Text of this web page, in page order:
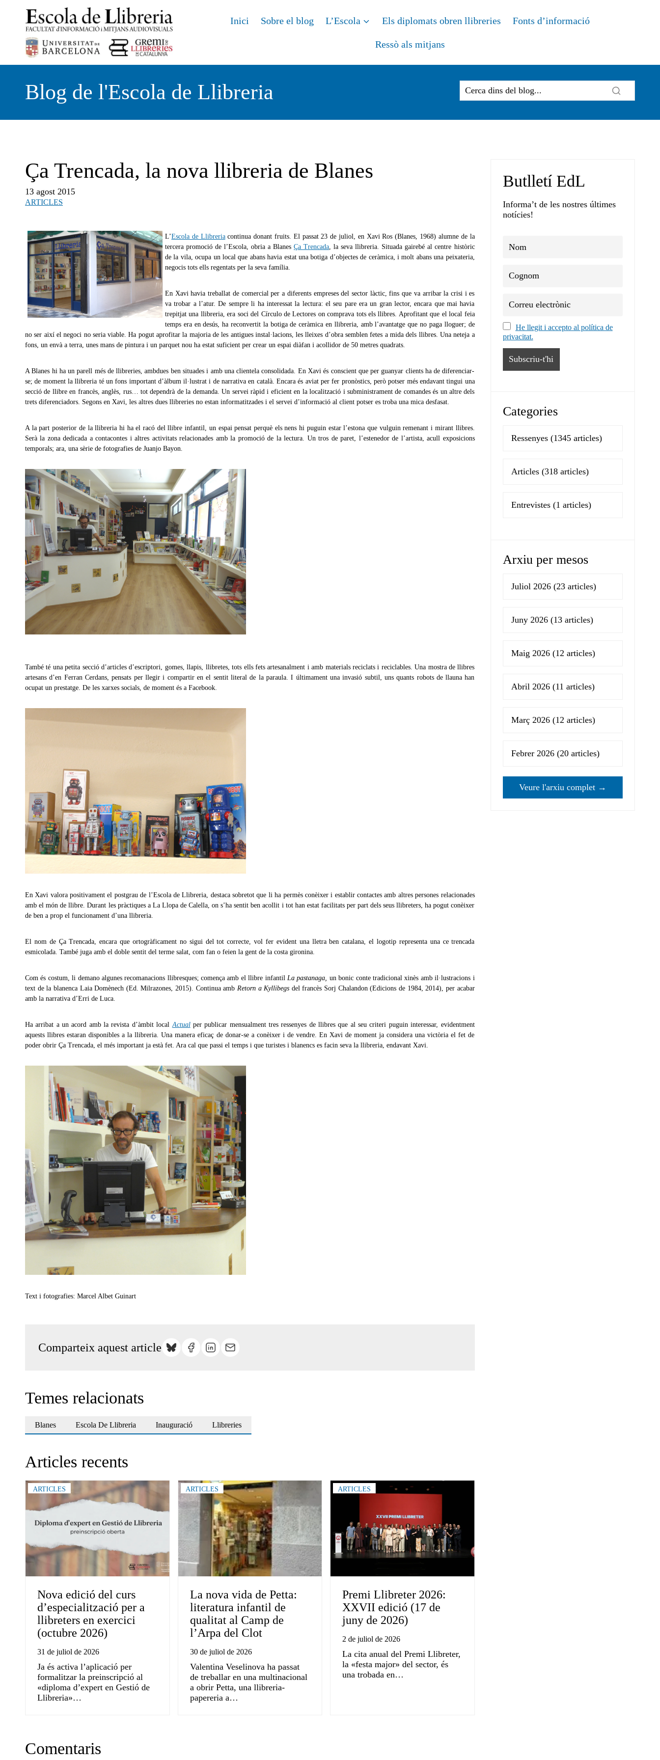
contingut
Inici Sobre el blog L’Escola Els diplomats obren llibreries Fonts d’informació
Ressò als mitjans
Blog de l'Escola de Llibreria
Ça Trencada, la nova llibreria de Blanes
13 agost 2015
ARTICLES
L’Escola de Llibreriacontinua donant fruits. El passat 23 de juliol, en Xavi Ros (Blanes, 1968) alumne de la
tercera promoció de l’Escola, obria a BlanesÇa Trencada , la seva llibreria. Situada gairebé al centre històric
de la vila, ocupa un local que abans havia estat una botiga d’objectes de ceràmica, i molt abans una peixateria,
negocis tots ells regentats per la seva família.
En Xavi havia treballat de comercial per a diferents empreses del sector làctic, fins que va arribar la crisi i es
va trobar a l’atur. De sempre li ha interessat la lectura: el seu pare era un gran lector, encara que mai havia
trepitjat una llibreria, era soci del Círculo de Lectores on comprava tots els llibres. Aprofitant que el local feia
temps era en desús, ha reconvertit la botiga de ceràmica en llibreria, amb l’avantatge que no paga lloguer; de
no ser així el negoci no seria viable . Ha pogut aprofitar la majoria de les antigues instal·lacions, les lleixes d’obra semblen fetes a mida dels llibres. Una neteja a
fons, un envà a terra, unes mans de pintura i un parquet nou ha estat suficient per crear un espai diàfan i acollidor de 50 metres quadrats.
A Blanes hi ha un parell més de llibreries, ambdues ben situades i amb una clientela consolidada. En Xavi és conscient que per guanyar clients ha de diferenciar-
se; de moment la llibreria té un fons important d’àlbum il·lustrat i de narrativa en català. Encara és aviat per fer pronòstics, però potser més endavant tingui una
secció de llibre en francès, anglès, rus… tot dependrà de la demanda. Un servei ràpid i eficient en la localització i subministrament de comandes és un altre dels
trets diferenciadors. Segons en Xavi, les altres dues llibreries no estan informatitzades i el servei d’informació al client potser es troba una mica desfasat.
A la part posterior de la llibreria hi ha el racó del llibre infantil, un espai pensat perquè els nens hi puguin estar l’estona que vulguin remenant i mirant llibres.
Serà la zona dedicada a contacontes i altres activitats relacionades amb la promoció de la lectura. Un tros de paret, l’estenedor de l’artista, acull exposicions
temporals; ara, una sèrie de fotografies de Juanjo Bayon.
També té una petita secció d’articles d’escriptori, gomes, llapis, llibretes, tots ells fets artesanalment i amb materials reciclats i reciclables. Una mostra de llibres
artesans d’en Ferran Cerdans, pensats per llegir i compartir en el sentit literal de la paraula. I últimament una invasió subtil, uns quants robots de llauna han
ocupat un prestatge. De les xarxes socials, de moment és a Facebook.
En Xavi valora positivament el postgrau de l’Escola de Llibreria, destaca sobretot que li ha permès conèixer i establir contactes amb altres persones relacionades
amb el món de llibre. Durant les pràctiques a La Llopa de Calella, on s’ha sentit ben acollit i tot han estat facilitats per part dels seus llibreters, ha pogut conèixer
de ben a prop el funcionament d’una llibreria.
El nom de Ça Trencada, encara que ortogràficament no sigui del tot correcte, vol fer evident una lletra ben catalana, el logotip representa una ce trencada
esmicolada. També juga amb el doble sentit del terme salat, com fan o feien la gent de la costa gironina.
Com és costum, li demano algunes recomanacions llibresques; comença amb el llibre infantil La pastanaga, un bonic conte tradicional xinès amb il·lustracions i
text de la blanenca Laia Domènech (Ed. Milrazones, 2015). Continua amb Retorn a Kyllibegs del francès Sorj Chalandon (Edicions de 1984, 2014), per acabar
amb la narrativa d’Erri de Luca.
Ha arribat a un acord amb la revista d’àmbit local Actual per publicar mensualment tres ressenyes de llibres que al seu criteri puguin interessar, evidentment
aquests llibres estaran disponibles a la llibreria. Una manera eficaç de donar-se a conèixer i de vendre. En Xavi de moment ja considera una victòria el fet de
poder obrir Ça Trencada, el més important ja està fet. Ara cal que passi el temps i que turistes i blanencs es facin seva la llibreria, endavant Xavi.
Text i fotografies: Marcel Albet Guinart
Comparteix aquest article
Temes relacionats
Blanes Escola De Llibreria Inauguració Llibreries
Articles recents
ARTICLES
Nova edició del curs
d’especialització per a
llibreters en exercici
(octubre 2026)
31 de juliol de 2026
Ja és activa l’aplicació per
formalitzar la preinscripció al
«diploma d’expert en Gestió de
Llibreria»…
ARTICLES
La nova vida de Petta:
literatura infantil de
qualitat al Camp de
l’Arpa del Clot
30 de juliol de 2026
Valentina Veselinova ha passat
de treballar en una multinacional
a obrir Petta, una llibreria-
papereria a…
ARTICLES
Premi Llibreter 2026:
XXVII edició (17 de
juny de 2026)
2 de juliol de 2026
La cita anual del Premi Llibreter,
la «festa major» del sector, és
una trobada en…
Comentaris
Butlletí EdL
Informa’t de les nostres últimes
notícies!
He llegit i accepto al política de
privacitat.
Categories
Ressenyes (1345 articles)
Articles (318 articles)
Entrevistes (1 articles)
Arxiu per mesos
Juliol 2026 (23 articles)
Juny 2026 (13 articles)
Maig 2026 (12 articles)
Abril 2026 (11 articles)
Març 2026 (12 articles)
Febrer 2026 (20 articles)
Veure l'arxiu complet →